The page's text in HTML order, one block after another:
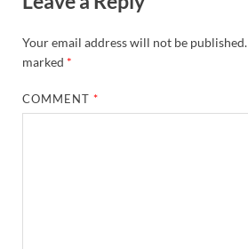
Your email address will not be published.
marked *
COMMENT*